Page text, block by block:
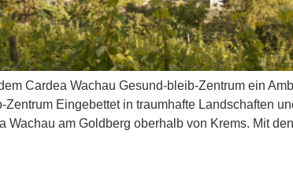
Cardea Wachau Gesund-bleib-Zentrum ein
Eingebettet in traumhafte Landschaften
Wachau am Goldberg oberhalb von Krems. Mit